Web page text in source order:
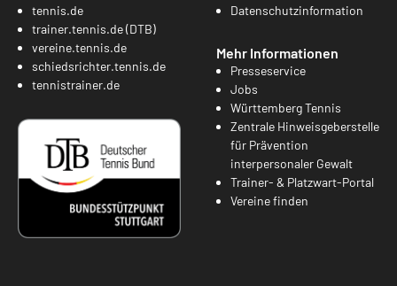
tennis.de
trainer.tennis.de (DTB)
vereine.tennis.de
schiedsrichter.tennis.de
tennistrainer.de
Datenschutzinformation
Mehr Informationen
Presseservice
Jobs
Württemberg Tennis
Zentrale Hinweisgeberstelle
für Prävention
interpersonaler Gewalt
Trainer- & Platzwart-Portal
Vereine finden